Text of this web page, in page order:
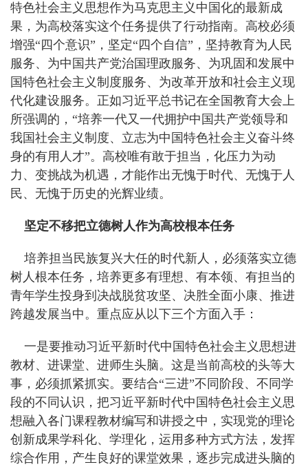
特色社会主义思想作为马克思主义中国化的最新成
果，为高校落实这个任务提供了行动指南。高校必须
增强“四个意识”，坚定“四个自信”，坚持教育为人民
服务、为中国共产党治国理政服务、为巩固和发展中
国特色社会主义制度服务、为改革开放和社会主义现
代化建设服务。正如习近平总书记在全国教育大会上
所强调的，“培养一代又一代拥护中国共产党领导和
我国社会主义制度、立志为中国特色社会主义奋斗终
身的有用人才”。高校唯有敢于担当，化压力为动
力、变挑战为机遇，才能作出无愧于时代、无愧于人
民、无愧于历史的光辉业绩。
坚定不移把立德树人作为高校根本任务
培养担当民族复兴大任的时代新人，必须落实立德
树人根本任务，培养更多有理想、有本领、有担当的
青年学生投身到决战脱贫攻坚、决胜全面小康、推进
跨越发展当中。重点应从以下三个方面入手：
一是要推动习近平新时代中国特色社会主义思想进
教材、进课堂、进师生头脑。这是当前高校的头等大
事，必须抓紧抓实。要结合“三进”不同阶段、不同学
段的不同认识，把习近平新时代中国特色社会主义思
想融入各门课程教材编写和讲授之中，实现党的理论
创新成果学科化、学理化，运用多种方式方法，发挥
综合作用，产生良好的课堂效果，逐步完成进头脑的